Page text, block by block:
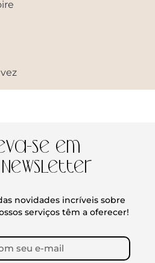
se em
novidades incríveis sobre
serviços têm a oferecer!